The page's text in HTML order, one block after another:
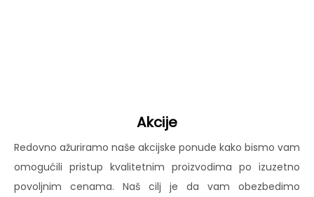
Akcije
Redovno ažuriramo naše akcijske ponude kako bismo vam
omogućili pristup kvalitetnim proizvodima po izuzetno
povoljnim cenama. Naš cilj je da vam obezbedimo